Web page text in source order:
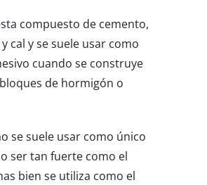
compuesto de cemento,
cal y se suele usar como
cuando se construye
de hormigón o
se suele usar como único
ser tan fuerte como el
bien se utiliza como el